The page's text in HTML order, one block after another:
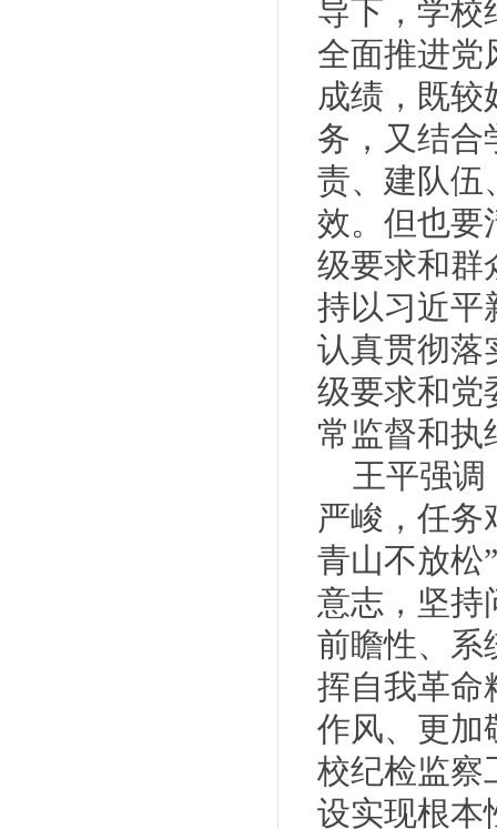
导下，学校
全面推进党
成绩，既较
务，又结合
责、建队伍
效。但也要
级要求和群
持以习近平
认真贯彻落
级要求和党
常监督和执
王平强调
严峻，任务
青山不放松
意志，坚持
前瞻性、系
挥自我革命
作风、更加
校纪检监察
设实现根本